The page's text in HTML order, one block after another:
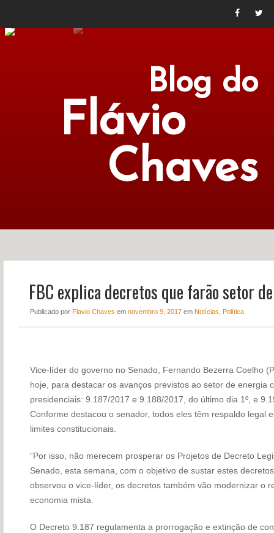
Blog do
Flávio
Chaves
NOTÍCIAS PERFIL
CONTATO
FBC explica decretos que farão setor
Publicado por Flavio Chaves em novembro 9, 2017em Notícias Política
Vice-líder do governo no Senado, Fernando Bezerra Coelho
hoje, para destacar os avanços previstos ao setor de energia
presidenciais: 9.187/2017 e 9.188/2017, do último dia 1º, e
Conforme destacou o senador, todos eles têm respaldo legal
limites constitucionais.
“Por isso, não merecem prosperar os Projetos de Decreto
Senado, esta semana, com o objetivo de sustar estes
observou o vice-líder, os decretos também vão modernizar o
economia mista.
O Decreto 9.187 regulamenta a prorrogação e extinção de